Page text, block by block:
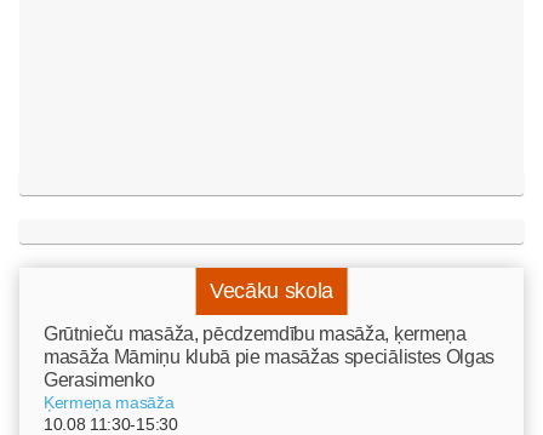
Vecāku skola
Grūtnieču masāža, pēcdzemdību masāža, ķermeņa
masāža Māmiņu klubā pie masāžas speciālistes Olgas
Gerasimenko
Ķermeņa masāža
10.08 11:30-15:30